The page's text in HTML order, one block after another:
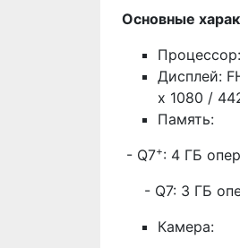
Основные
Дисплей:
x 1080 /
Память:
- Q7+: 4 ГБ
- Q7: 3 ГБ
Камера: